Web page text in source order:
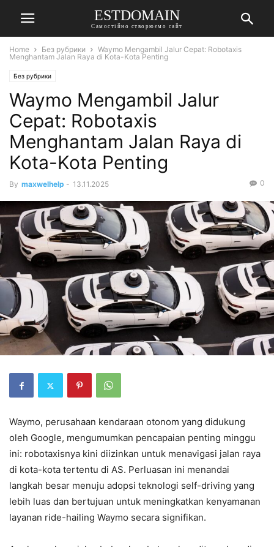
ESTDOMAIN
Самостійно створюємо сайт
Home Без рубрики
Waymo Mengambil Jalur Cepat: Robotaxis
Menghantam Jalan Raya di Kota-Kota Penting
Без рубрики
Waymo Mengambil Jalur
Cepat: Robotaxis
Menghantam Jalan Raya di
Kota-Kota Penting
By maxwelhelp - 13.11.2025 0
Waymo, perusahaan kendaraan otonom yang didukung
oleh Google, mengumumkan pencapaian penting minggu
ini: robotaxisnya kini diizinkan untuk menavigasi jalan raya
di kota-kota tertentu di AS. Perluasan ini menandai
langkah besar menuju adopsi teknologi self-driving yang
lebih luas dan bertujuan untuk meningkatkan kenyamanan
layanan ride-hailing Waymo secara signifikan.